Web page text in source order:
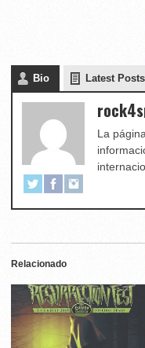
Bio Latest Posts
La
Relacionado